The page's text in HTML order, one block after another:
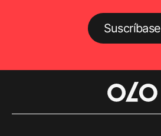
Suscríbase